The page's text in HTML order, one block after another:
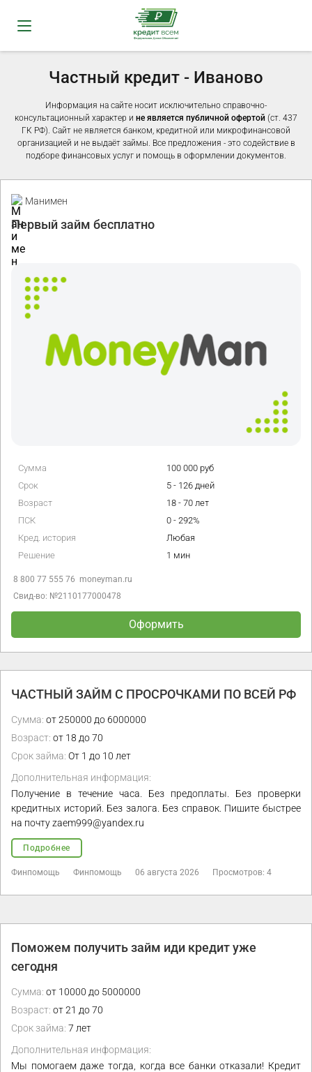
Частный кредит - Иваново
Информация на сайте носит исключительно справочно-
консультационный характер и не является публичной офертой (ст. 437
ГК РФ). Сайт не является банком, кредитной или микрофинансовой
организацией и не выдаёт займы. Все предложения - это содействие в
подборе финансовых услуг и помощь в оформлении документов.
Манимен
Первый займ бесплатно
Сумма
100 000 руб
Срок
5 - 126 дней
Возраст
18 - 70 лет
ПСК
0 - 292%
Кред. история
Любая
Решение
1 мин
8 800 77 555 76 moneyman.ru
Свид-во: №2110177000478
Оформить
ЧАСТНЫЙ ЗАЙМ С ПРОСРОЧКАМИ ПО ВСЕЙ РФ
Сумма: от 250000 до 6000000
Возраст: от 18 до 70
Срок займа: От 1 до 10 лет
Дополнительная информация:
Получение в течение часа. Без предоплаты. Без проверки
кредитных историй. Без залога. Без справок. Пишите быстрее
на почту zaem999@yandex.ru
Подробнее
Финпомощь Финпомощь 06 августа 2026 Просмотров: 4
Поможем получить займ иди кредит уже
сегодня
Сумма: от 10000 до 5000000
Возраст: от 21 до 70
Срок займа: 7 лет
Дополнительная информация:
Мы помогаем даже тогда, когда все банки отказали! Кредит